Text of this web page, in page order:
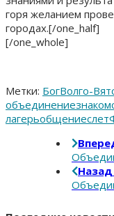
горя желанием
городах.[/one_half]
[/one_whole]
Метки: БогВолго-
объединение
лагерьобщениеслет
Назад